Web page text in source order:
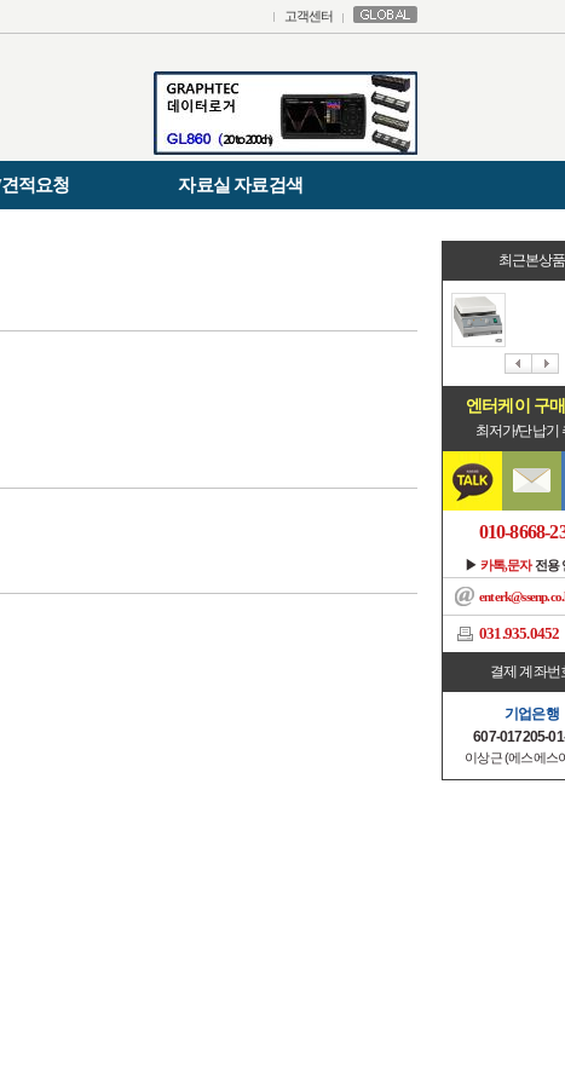
고객센터
적요청 자료실 자료검색
최근본상품
엔터케이 구
최저가/단납기
010-8668-
▶ 카톡,문자전용
031.935.0452
결제 계좌번
기업은행
607-017205-
이상근 (에스에스